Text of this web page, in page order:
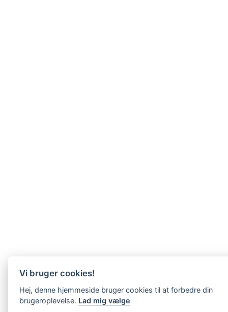
Vi bruger cookies!
Hej, denne hjemmeside bruger cookies til at forbedre din
brugeroplevelse. Lad mig vælge